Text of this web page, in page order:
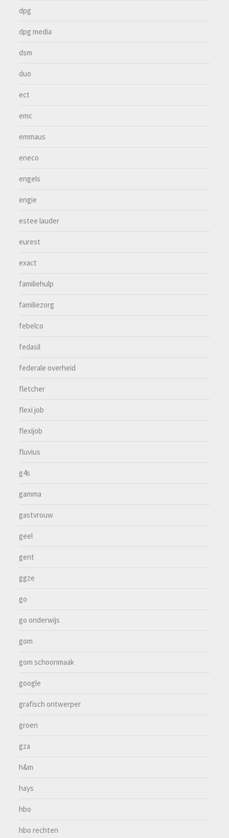
dpg
dpg media
dsm
duo
ect
emc
emmaus
eneco
engels
engie
estee lauder
eurest
exact
familiehulp
familiezorg
febelco
fedasil
federale overheid
fletcher
flexi job
flexijob
fluvius
g4s
gamma
gastvrouw
geel
gent
ggze
go
go onderwijs
gom
gom schoonmaak
google
grafisch ontwerper
groen
gza
h&m
hays
hbo
hbo rechten